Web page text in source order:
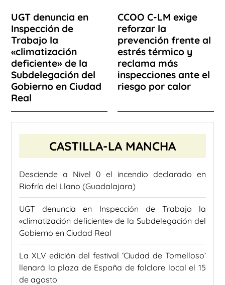
UGT denuncia en
Inspección de
Trabajo la
«climatización
deficiente» de la
Subdelegación del
Gobierno en Ciudad
Real
CCOO C-LM exige
reforzar la
prevención frente al
estrés térmico y
reclama más
inspecciones ante el
riesgo por calor
CASTILLA-LA MANCHA
Desciende a Nivel 0 el incendio declarado en
Riofrío del Llano (Guadalajara)
UGT denuncia en Inspección de Trabajo la
«climatización deficiente» de la Subdelegación del
Gobierno en Ciudad Real
La XLV edición del festival ‘Ciudad de Tomelloso’
llenará la plaza de España de folclore local el 15
de agosto